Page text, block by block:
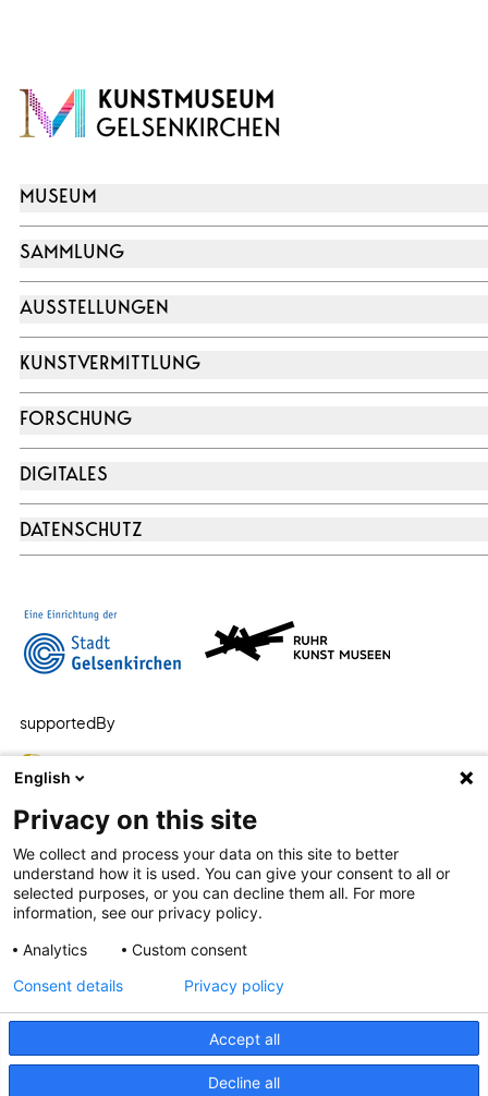
MUSEUM
SAMMLUNG
AUSSTELLUNGEN
KUNSTVERMITTLUNG
FORSCHUNG
DIGITALES
DATENSCHUTZ
supportedBy
Leichte Sprache Barrierefreiheit
Datenschutz
Datenschutzeinstellungen
English
Privacy on this site
We collect and process your data on this site to better
understand how it is used. You can give your consent to all or
selected purposes, or you can decline them all. For more
information, see our privacy policy.
Analytics
Custom consent
Accept all
Decline all
Consent details Privacy policy